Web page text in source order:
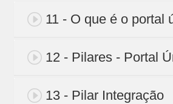
11 - O que é o portal
12 - Pilares - Portal
13 - Pilar Integração